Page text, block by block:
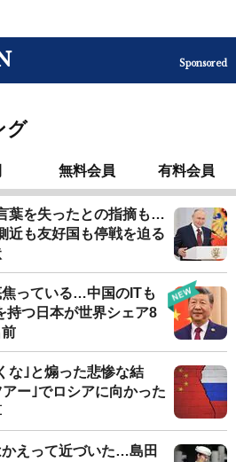
Sponsored
グ
無料会員 有料会員
葉を失ったとの指摘も…
近も友好国も停戦を迫る
っている…中国のITも
持つ日本が世界シェア8
な｣と煽った悲惨な結
ー｣でロシアに向かった
えって近づいた…島田